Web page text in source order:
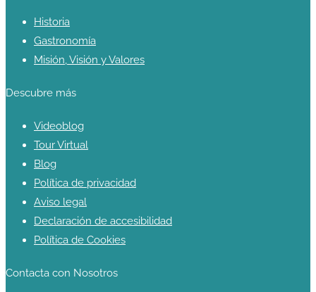
Historia
Gastronomía
Misión, Visión y Valores
Descubre más
Videoblog
Tour Virtual
Blog
Política de privacidad
Aviso legal
Declaración de accesibilidad
Política de Cookies
Contacta con Nosotros